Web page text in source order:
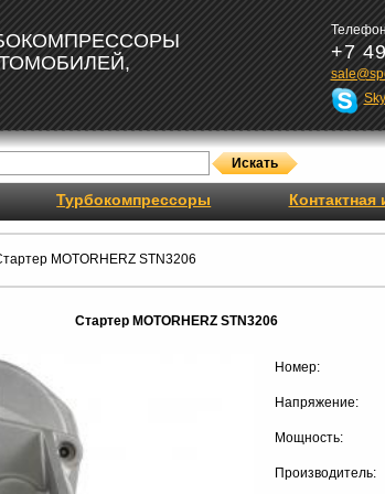
+7
Турбокомпрессоры
MOTORHERZ STN3206
Стартер MOTORHERZ STN3206
Номер:
Напряжение:
Мощность:
Производитель: